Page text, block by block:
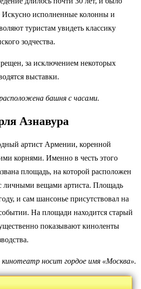
Искусно исполненные колонны и
туристам увидеть классику
зодчества.
за исключением некоторых
выставки.
башня с часами.
Азнавура
артист Армении, коренной
корнями. Именно в честь этого
площадь, на которой расположен
личными вещами артиста. Площадь
и сам шансонье присутствовал на
На площади находится старый
показывают киноленты
носит гордое имя «Москва».